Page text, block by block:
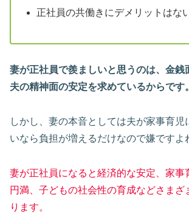
正社員の共働きにデメリットはな
妻が正社員で羨ましいと思うのは、金銭
夫の精神面の安定を求めているからです。
しかし、妻の本音としては夫が家事育児
いなら負担が増えるだけなので嫌ですよ
妻が正社員になると経済的な安定、家事
円満、子どもの社会性の育成などさまざ
ります。